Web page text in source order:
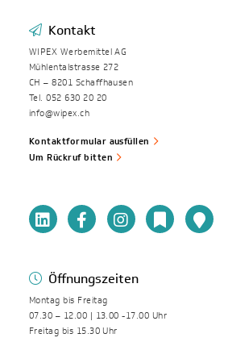
Kontakt
WIPEX Werbemittel AG
Mühlentalstrasse 272
CH – 8201 Schaffhausen
Tel. 052 630 20 20
info@wipex.ch
Kontaktformular ausfüllen
Um Rückruf bitten
Öffnungszeiten
Montag bis Freitag
07.30 – 12.00 | 13.00 -17.00 Uhr
Freitag bis 15.30 Uhr